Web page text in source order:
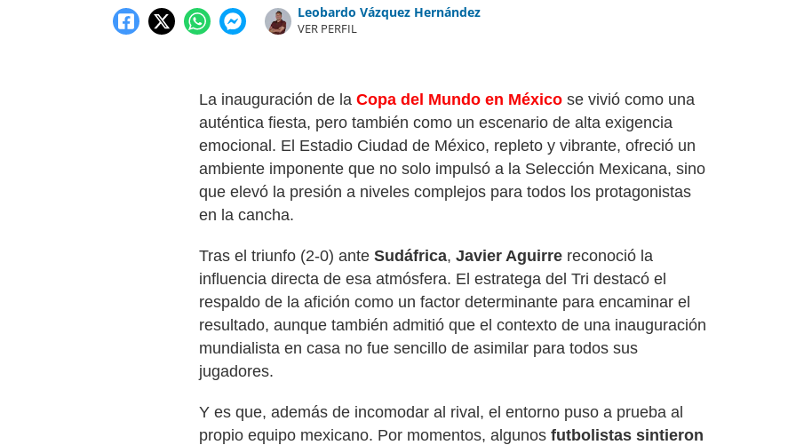
Leobardo Vázquez Hernández
VER PERFIL
La inauguración de la Copa del Mundo en México se vivió como una
auténtica fiesta, pero también como un escenario de alta exigencia
emocional. El Estadio Ciudad de México, repleto y vibrante, ofreció un
ambiente imponente que no solo impulsó a la Selección Mexicana, sino
que elevó la presión a niveles complejos para todos los protagonistas
en la cancha.
Tras el triunfo (2-0) ante Sudáfrica, Javier Aguirre reconoció la
influencia directa de esa atmósfera. El estratega del Tri destacó el
respaldo de la afición como un factor determinante para encaminar el
resultado, aunque también admitió que el contexto de una inauguración
mundialista en casa no fue sencillo de asimilar para todos sus
jugadores.
Y es que, además de incomodar al rival, el entorno puso a prueba al
propio equipo mexicano. Por momentos, algunos futbolistas sintieron